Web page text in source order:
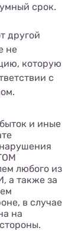
срок.
другой
не
которую
с
и иные
любого из
а также за
в случае
на